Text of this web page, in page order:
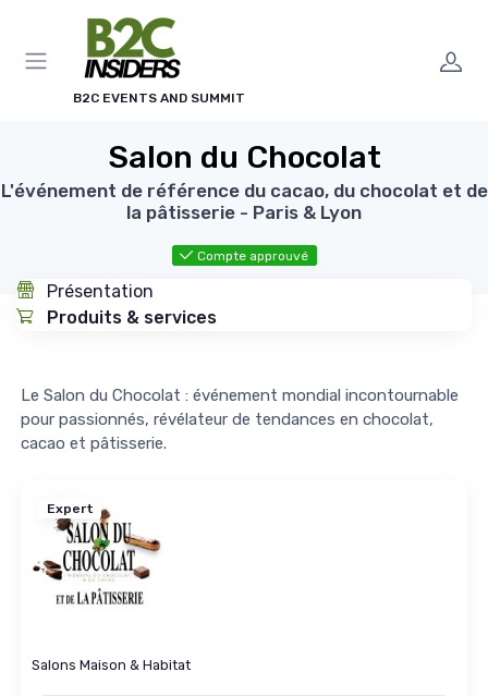
B2C EVENTS AND SUMMIT
Salon du Chocolat
L'événement de référence du cacao, du chocolat et de
la pâtisserie - Paris & Lyon
Compte approuvé
Présentation
Produits & services
Le Salon du Chocolat : événement mondial incontournable
pour passionnés, révélateur de tendances en chocolat,
cacao et pâtisserie.
Expert
Salons Maison & Habitat
Panneau de gestion des cookies